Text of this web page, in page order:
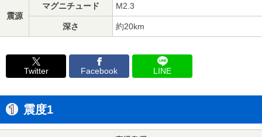
震源
マグニチュード M2.3
深さ 約20km
Twitter Facebook LINE
震度1